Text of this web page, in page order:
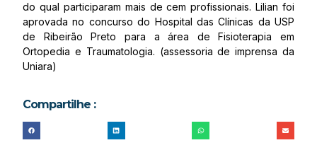
do qual participaram mais de cem profissionais. Lilian foi
aprovada no concurso do Hospital das Clínicas da USP
de Ribeirão Preto para a área de Fisioterapia em
Ortopedia e Traumatologia. (assessoria de imprensa da
Uniara)
Compartilhe :